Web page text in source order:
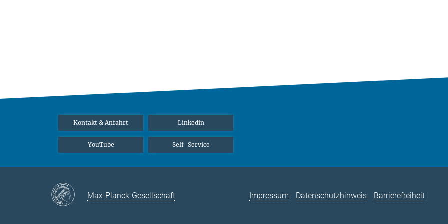
Kontakt & Anfahrt Linkedin
YouTube Self-Service
Max-Planck-Gesellschaft Impressum Datenschutzhinweis Barrierefreiheit